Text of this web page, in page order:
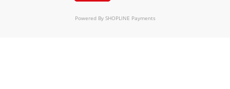
Powered By SHOPLINE Payments